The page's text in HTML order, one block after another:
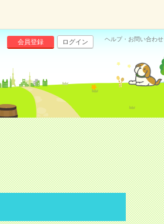
会員登録 ログイン ヘルプ・お問い合わせ